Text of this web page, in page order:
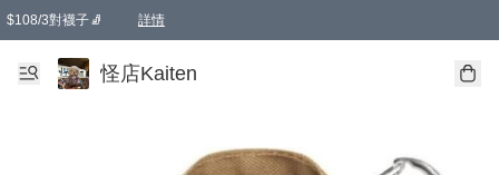
$108/3對襪子🧦 詳情
卡通傘☂️2把8折
購物滿 HKD 650.00即享免運費優惠！（適用於 本地送貨、本地取貨 )
怪店Kaiten